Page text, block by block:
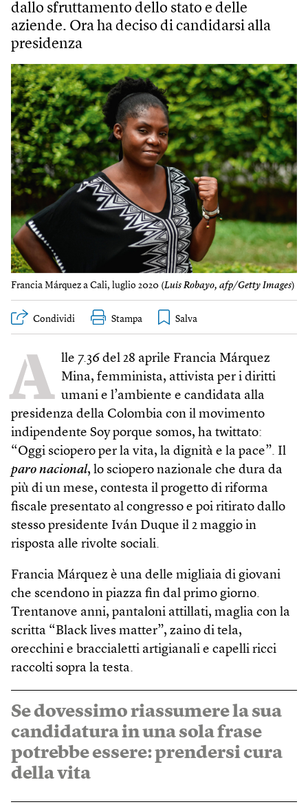
dallo sfruttamento dello stato e delle
aziende. Ora ha deciso di candidarsi alla
presidenza
Francia Márquez a Cali, luglio 2020 (Luis Robayo, afp/Getty Images)
Condividi Stampa
A lle 7.36 del 28 aprile Francia Márquez
Mina, femminista, attivista per i diritti
umani e l’ambiente e candidata alla
presidenza della Colombia con il movimento
indipendente Soy porque somos, ha twittato:
“Oggi sciopero per la vita, la dignità e la pace”. Il
paro nacional, lo sciopero nazionale che dura da
più di un mese, contesta il progetto di riforma
fiscale presentato al congresso e poi ritirato dallo
stesso presidente Iván Duque il 2 maggio in
risposta alle rivolte sociali.
Francia Márquez è una delle migliaia di giovani
che scendono in piazza fin dal primo giorno.
Trentanove anni, pantaloni attillati, maglia con la
scritta “Black lives matter”, zaino di tela,
orecchini e braccialetti artigianali e capelli ricci
raccolti sopra la testa.
Se dovessimo riassumere la sua
candidatura in una sola frase
potrebbe essere: prendersi cura
della vita